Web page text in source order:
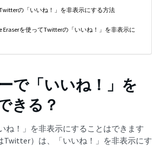
の「いいね！」を非表示にする方法
Eraserを使ってTwitterの「いいね！」を非表示に
で「いいね！」を
きる？
ね！」を非表示にすることはできます
Twitter）は、「いいね！」を非表示にす